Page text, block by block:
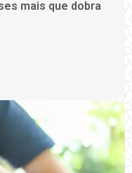
mais que dobra